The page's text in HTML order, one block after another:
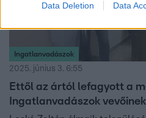
Data Deletion Data
Ingatlanvadászok
2025. június 3. 6:55
Ettől az ártól lefagyott a
Ingatlanvadászok vevőinek